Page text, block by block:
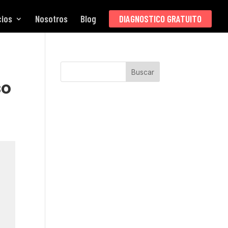
Nosotros Blog DIAGNOSTICO GRATUITO
Buscar